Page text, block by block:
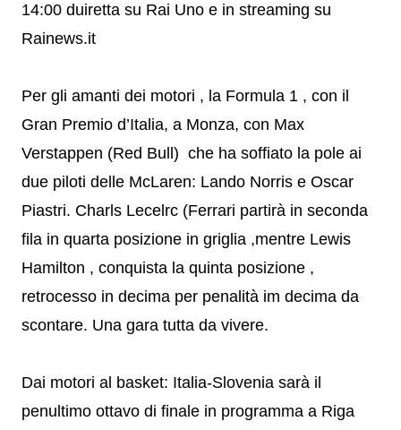
14:00 duiretta su Rai Uno e in streaming su
Rainews.it
Per gli amanti dei motori , la Formula 1 , con il
Gran Premio d’Italia, a Monza, con Max
Verstappen (Red Bull) che ha soffiato la pole ai
due piloti delle McLaren: Lando Norris e Oscar
Piastri. Charls Lecelrc (Ferrari partirà in seconda
fila in quarta posizione in griglia ,mentre Lewis
Hamilton , conquista la quinta posizione ,
retrocesso in decima per penalità im decima da
scontare. Una gara tutta da vivere.
Dai motori al basket: Italia-Slovenia sarà il
penultimo ottavo di finale in programma a Riga